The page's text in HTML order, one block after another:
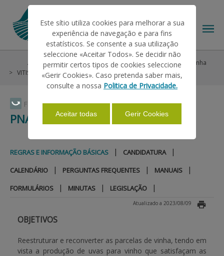
Faça Swipe para ver o menu
O IFAP
AJUDAS/APOIOS
INFORMAÇÕES
ESTATÍSTICAS
APOIO AO BENEFICIÁRIO
Ajudas/Apoios Intervenção em Mercados
Vinho e Vinha
VITIS
PNA 2019-2023 Regras e Informação Básicas
PNA 2019-2023
REGRAS E INFORMAÇÃO BÁSICAS | CANDIDATURA |
CALENDÁRIO | PERGUNTAS FREQUENTES | MANUAIS |
FORMULÁRIOS | MINUTAS | LEGISLAÇÃO |
Atualizado a 2023/08/09
OBJETIVOS
Reestruturar e reconverter as parcelas de vinha, tendo em
vista a produção de uvas para vinho que satisfaçam as
Este sítio utiliza cookies para melhorar a sua
experiência de navegação e para fins
estatísticos. Se consente a sua utilização
seleccione «Aceitar Todos». Se decidir não
permitir certos tipos de cookies seleccione
«Gerir Cookies». Caso pretenda saber mais,
consulte a nossa Politica de Privacidade.
Aceitar todas Gerir Cookies